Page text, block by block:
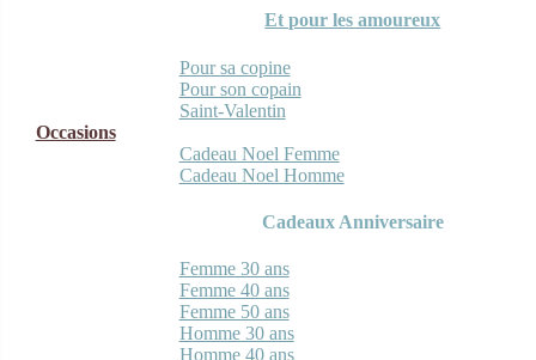
Et pour les amoureux
Pour sa copine
Pour son copain
Saint-Valentin
Occasions
Cadeau Noel Femme
Cadeau Noel Homme
Cadeaux Anniversaire
Femme 30 ans
Femme 40 ans
Femme 50 ans
Homme 30 ans
Homme 40 ans